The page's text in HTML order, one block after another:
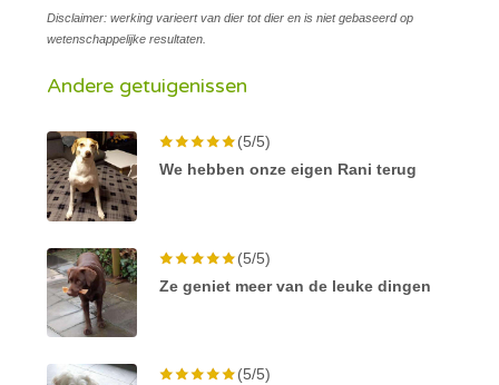
Disclaimer: werking varieert van dier tot dier en is niet gebaseerd op
wetenschappelijke resultaten.
Andere getuigenissen
(5/5)
We hebben onze eigen Rani terug
(5/5)
Ze geniet meer van de leuke dingen
(5/5)